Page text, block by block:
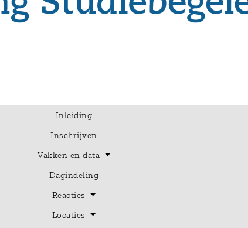
Inleiding
Inschrijven
Vakken en data
Dagindeling
Reacties
Locaties